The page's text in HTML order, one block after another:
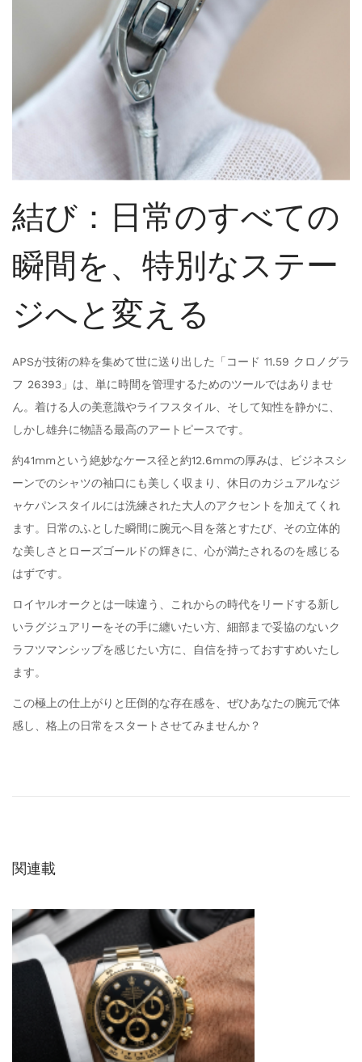
結び：日常のすべての
瞬間を、特別なステー
ジへと変える
APSが技術の粋を集めて世に送り出した「コード 11.59 クロノグラ
フ 26393」は、単に時間を管理するためのツールではありませ
ん。着ける人の美意識やライフスタイル、そして知性を静かに、
しかし雄弁に物語る最高のアートピースです。
約41mmという絶妙なケース径と約12.6mmの厚みは、ビジネスシ
ーンでのシャツの袖口にも美しく収まり、休日のカジュアルなジ
ャケパンスタイルには洗練された大人のアクセントを加えてくれ
ます。日常のふとした瞬間に腕元へ目を落とすたび、その立体的
な美しさとローズゴールドの輝きに、心が満たされるのを感じる
はずです。
ロイヤルオークとは一味違う、これからの時代をリードする新し
いラグジュアリーをその手に纏いたい方、細部まで妥協のないク
ラフツマンシップを感じたい方に、自信を持っておすすめいたし
ます。
この極上の仕上がりと圧倒的な存在感を、ぜひあなたの腕元で体
感し、格上の日常をスタートさせてみませんか？
静
の
美
。
関連載